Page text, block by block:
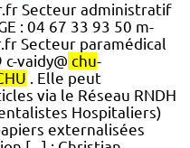
Secteur administratif
: 04 67 33 93 50 m-
Secteur paramédical
c-vaidy@ chu-
. Elle peut
via le Réseau RNDH
Hospitaliers)
externalisées